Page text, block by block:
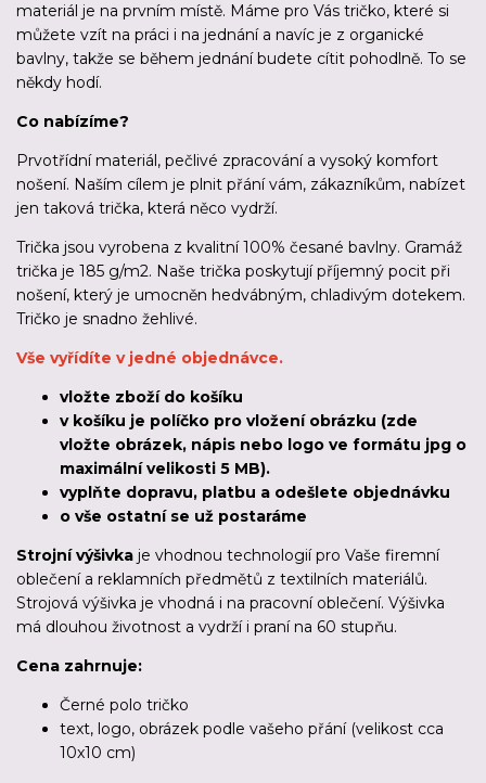
materiál je na prvním místě. Máme pro Vás tričko, které si
můžete vzít na práci i na jednání a navíc je z organické
bavlny, takže se během jednání budete cítit pohodlně. To se
někdy hodí.
Co nabízíme?
Prvotřídní materiál, pečlivé zpracování a vysoký komfort
nošení. Naším cílem je plnit přání vám, zákazníkům, nabízet
jen taková trička, která něco vydrží.
Trička jsou vyrobena z kvalitní 100% česané bavlny. Gramáž
trička je 185 g/m2. Naše trička poskytují příjemný pocit při
nošení, který je umocněn hedvábným, chladivým dotekem.
Tričko je snadno žehlivé.
Vše vyřídíte v jedné objednávce.
vložte zboží do košíku
v košíku je políčko pro vložení obrázku (zde
vložte obrázek, nápis nebo logo ve formátu jpg o
maximální velikosti 5 MB).
vyplňte dopravu, platbu a odešlete objednávku
o vše ostatní se už postaráme
Strojní výšivka je vhodnou technologií pro Vaše firemní
oblečení a reklamních předmětů z textilních materiálů.
Strojová výšivka je vhodná i na pracovní oblečení. Výšivka
má dlouhou životnost a vydrží i praní na 60 stupňu.
Cena zahrnuje:
Černé polo tričko
text, logo, obrázek podle vašeho přání (velikost cca
10x10 cm)